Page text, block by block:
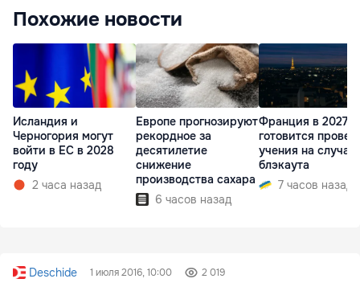
Похожие новости
Исландия и
Черногория могут
войти в ЕС в 2028
году
2 часа назад
Европе прогнозируют
рекордное за
десятилетие
снижение
производства сахара
6 часов назад
Франция в 2027
готовится
учения на случай
блэкаута
7 часов назад
Deschide 1 июля 2016, 10:00 2 019